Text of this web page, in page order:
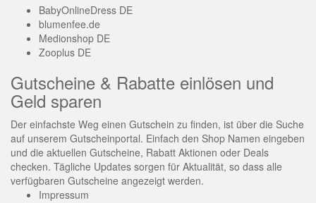
BabyOnlineDress DE
blumenfee.de
Medionshop DE
Zooplus DE
Gutscheine & Rabatte einlösen und
Geld sparen
Der einfachste Weg einen Gutschein zu finden, ist über die Suche
auf unserem Gutscheinportal. Einfach den Shop Namen eingeben
und die aktuellen Gutscheine, Rabatt Aktionen oder Deals
checken. Tägliche Updates sorgen für Aktualität, so dass alle
verfügbaren Gutscheine angezeigt werden.
Impressum